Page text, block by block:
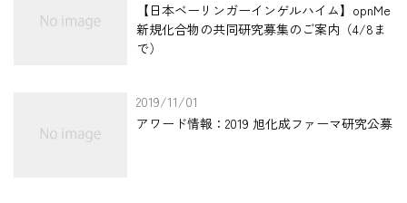
【日本ベーリンガーインゲルハイム】opnMe
新規化合物の共同研究募集のご案内（4/8ま
で）
2019/11/01
アワード情報：2019 旭化成ファーマ研究公募